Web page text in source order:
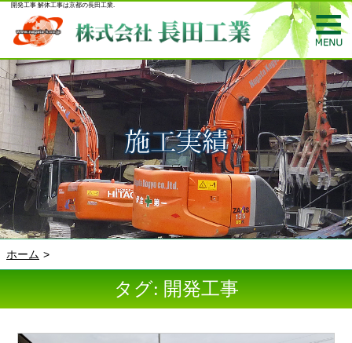
開発工事 解体工事は京都の長田工業.
ホーム
タグ: 開発工事